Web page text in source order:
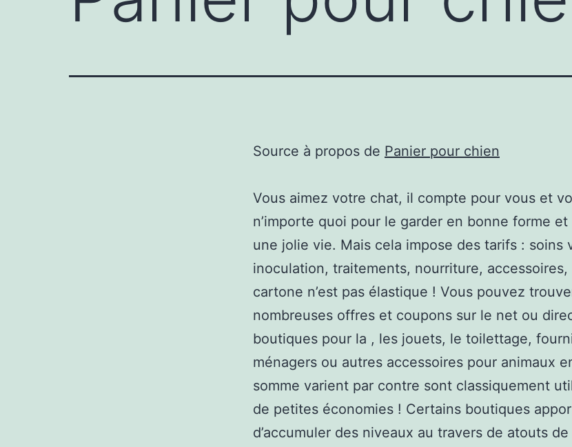
Source à propos de Panier pour chien
Vous aimez votre chat, il compte pour vous et
n’importe quoi pour le garder en bonne forme
une jolie vie. Mais cela impose des tarifs : soins
inoculation, traitements, nourriture,
cartone n’est pas élastique ! Vous pouvez
nombreuses offres et coupons sur le net ou
boutiques pour la , les jouets, le toilettage,
ménagers ou autres accessoires pour animaux
somme varient par contre sont classiquement
de petites économies ! Certains boutiques
d’accumuler des niveaux au travers de atouts